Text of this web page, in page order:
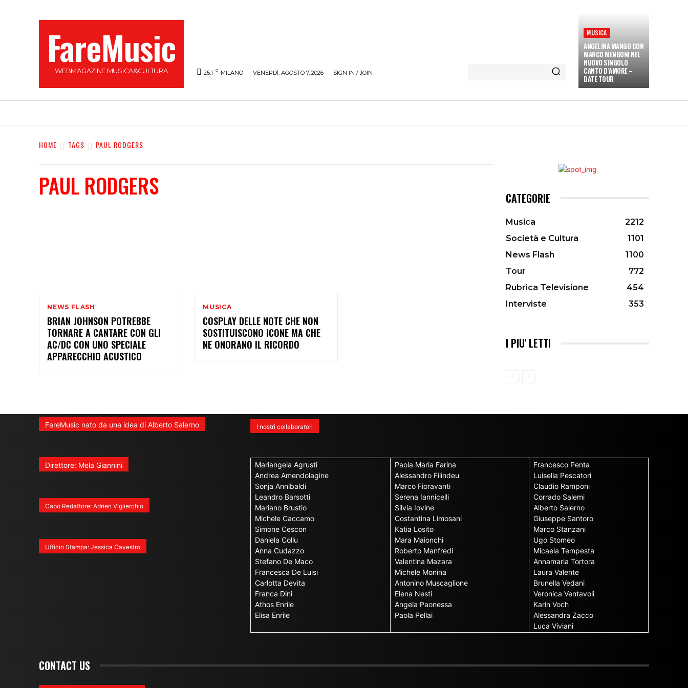
FareMusic
WEBMAGAZINE MUSICA&CULTURA 25.1 C MILANO VENERDÌ, AGOSTO 7, 2026 SIGN IN / JOIN
MUSICA
ANGELINA MANGO CON
MARCO MENGONI NEL
NUOVO SINGOLO
CANTO D’AMORE –
DATE TOUR
HOME TAGS PAUL RODGERS
PAUL RODGERS
NEWS FLASH
BRIAN JOHNSON POTREBBE
TORNARE A CANTARE CON GLI
AC/DC CON UNO SPECIALE
APPARECCHIO ACUSTICO
MUSICA
COSPLAY DELLE NOTE CHE NON
SOSTITUISCONO ICONE MA CHE
NE ONORANO IL RICORDO
CATEGORIE
Musica
2212
Società e Cultura
1101
News Flash
1100
Tour
772
Rubrica Televisione
454
Interviste
353
I PIU' LETTI
FareMusic nato da una idea di Alberto Salerno
Direttore: Mela Giannini
Capo Redattore: Adrien Viglierchio
Ufficio Stampa: Jessica Cavestro
I nostri collaboratori
Mariangela Agrusti
Andrea Amendolagine
Sonja Annibaldi
Leandro Barsotti
Mariano Brustio
Michele Caccamo
Simone Cescon
Daniela Collu
Anna Cudazzo
Stefano De Maco
Francesca De Luisi
Carlotta Devita
Franca Dini
Athos Enrile
Elisa Enrile
Paola Maria Farina
Alessandro Filindeu
Marco Fioravanti
Serena Iannicelli
Silvia Iovine
Costantina Limosani
Katia Losito
Mara Maionchi
Roberto Manfredi
Valentina Mazara
Michele Monina
Antonino Muscaglione
Elena Nesti
Angela Paonessa
Paola Pellai
Francesco Penta
Luisella Pescatori
Claudio Ramponi
Corrado Salemi
Alberto Salerno
Giuseppe Santoro
Marco Stanzani
Ugo Stomeo
Micaela Tempesta
Annamaria Tortora
Laura Valente
Brunella Vedani
Veronica Ventavoli
Karin Voch
Alessandra Zacco
Luca Viviani
CONTACT US